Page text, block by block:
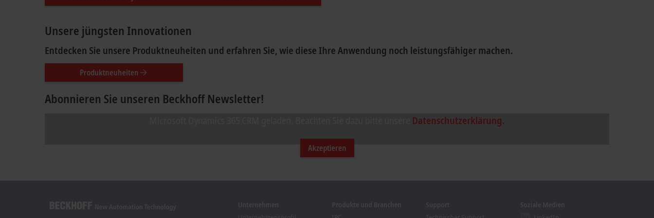
Unsere jüngsten Innovationen
Entdecken Sie unsere Produktneuheiten und erfahren Sie, wie diese Ihre Anwendung noch leistungsfähiger machen.
Produktneuheiten
Abonnieren Sie unseren Beckhoff Newsletter!
Mit Klick auf „Akzeptieren“ zeigen wir das Formular und passen die Einstellung zur Privatsphäre an, dabei wird externer Inhalt von unserem
Datenschutzerklärung.
Akzeptieren